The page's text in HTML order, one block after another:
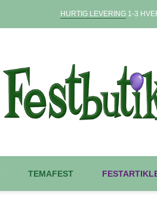
HURTIG LEVERING1-3
TEMAFEST